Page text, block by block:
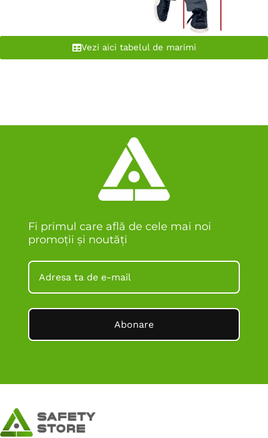
Vezi aici tabelul de marimi
Fi primul care află de cele mai noi
promoții și noutăți
Abonare